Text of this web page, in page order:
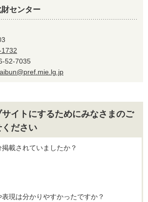
センター
52-7035
イトにするためにみなさまのご
ださい
載されていましたか？
現は分かりやすかったですか？